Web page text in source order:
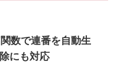
数で連番を自動生
にも対応